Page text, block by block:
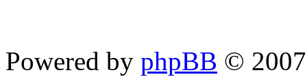
Powered by phpBB ©